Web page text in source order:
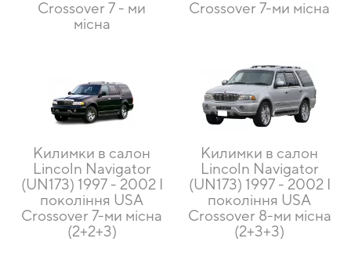
Crossover 7 - ми
місна
Crossover 7-ми місна
Килимки в салон
Lincoln Navigator
(UN173) 1997 - 2002 I
покоління USA
Crossover 7-ми місна
(2+2+3)
Килимки в салон
Lincoln Navigator
(UN173) 1997 - 2002 I
покоління USA
Crossover 8-ми місна
(2+3+3)